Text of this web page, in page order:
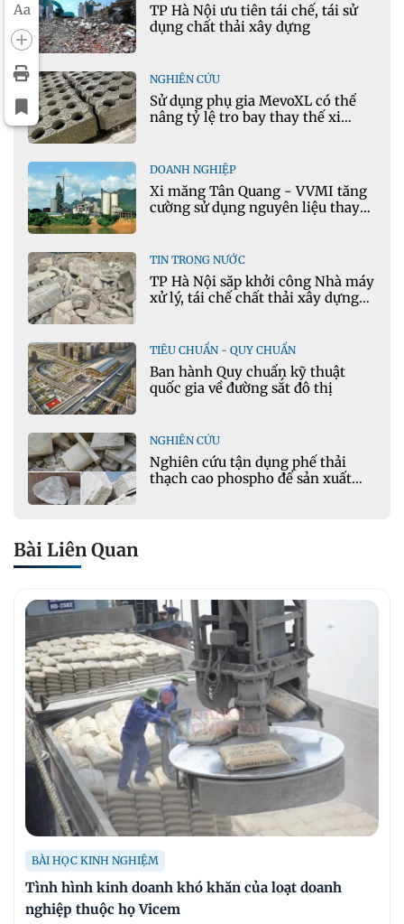
Aa
TP Hà Nội ưu tiên tái chế, tái sử
dụng chất thải xây dựng
NGHIÊN CỨU
Sử dụng phụ gia MevoXL có thể
nâng tỷ lệ tro bay thay thế xi
DOANH NGHIỆP
Xi măng Tân Quang - VVMI tăng
cường sử dụng nguyên liệu thay
TIN TRONG NƯỚC
TP Hà Nội sắp khởi công Nhà máy
xử lý, tái chế chất thải xây dựng
TIÊU CHUẨN - QUY CHUẨN
Ban hành Quy chuẩn kỹ thuật
quốc gia về đường sắt đô thị
NGHIÊN CỨU
Nghiên cứu tận dụng phế thải
thạch cao phospho để sản xuất
Bài Liên Quan
BÀI HỌC KINH NGHIỆM
Tình hình kinh doanh khó khăn của loạt doanh
nghiệp thuộc họ Vicem